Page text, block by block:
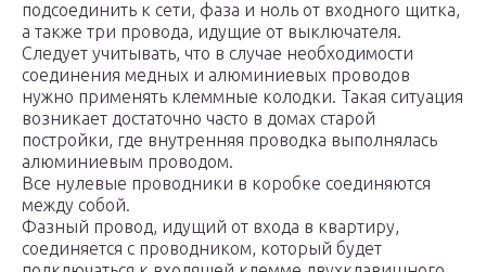
подсоединить к сети, фаза и ноль от входного щитка,
а также три провода, идущие от выключателя.
Следует учитывать, что в случае необходимости
соединения медных и алюминиевых проводов
нужно применять клеммные колодки. Такая ситуация
возникает достаточно часто в домах старой
постройки, где внутренняя проводка выполнялась
алюминиевым проводом.
Все нулевые проводники в коробке соединяются
между собой.
Фазный провод, идущий от входа в квартиру,
соединяется с проводником, который будет